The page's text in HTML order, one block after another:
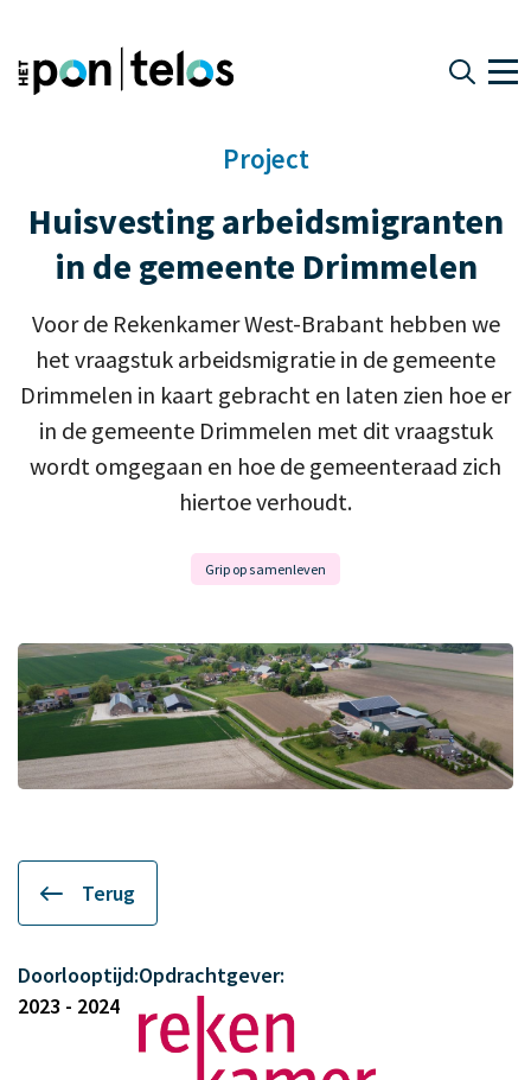
Project
Huisvesting arbeidsmigranten
in de gemeente Drimmelen
Voor de Rekenkamer West-Brabant hebben we
het vraagstuk arbeidsmigratie in de gemeente
Drimmelen in kaart gebracht en laten zien hoe er
in de gemeente Drimmelen met dit vraagstuk
wordt omgegaan en hoe de gemeenteraad zich
hiertoe verhoudt.
Grip op samenleven
Terug
Doorlooptijd:
2023 - 2024
Opdrachtgever: